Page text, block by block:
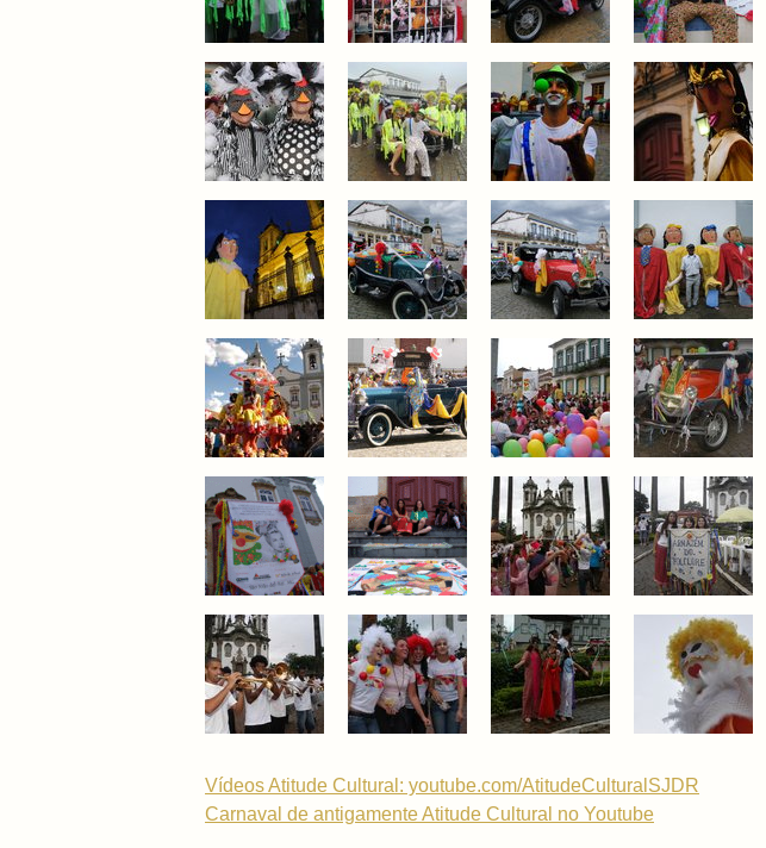
Vídeos Atitude Cultural: youtube.com/AtitudeCulturalSJDR
Carnaval de antigamente Atitude Cultural no Youtube